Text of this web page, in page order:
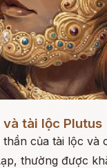
tài lộc Plutus
của tài lộc và
thường được